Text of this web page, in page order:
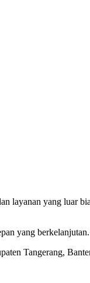
layanan yang luar
yang berkelanjutan.
Tangerang,